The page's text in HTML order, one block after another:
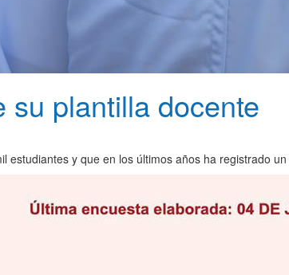
su plantilla docente
estudiantes y que en los últimos años ha registrado